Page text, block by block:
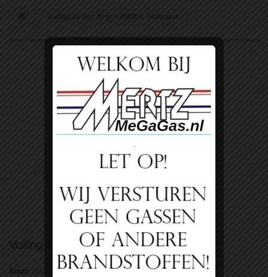
Vulling 30 liter Argon 200Bar Supergas
Bekijk groter
Vulling 30 liter Argon 200Bar Supergas
Staat: Nieuw product